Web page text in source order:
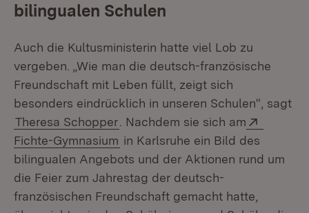
bilingualen Schulen
Auch die Kultusministerin hatte viel Lob zu
vergeben. „Wie man die deutsch-französische
Freundschaft mit Leben füllt, zeigt sich
besonders eindrücklich in unseren Schulen“, sagt
Theresa Schopper . Nachdem sie sich am
Fichte-Gymnasium (Öffnet in neuem Fenster)
in Karlsruhe ein Bild des
bilingualen Angebots und der Aktionen rund um
die Feier zum Jahrestag der deutsch-
französischen Freundschaft gemacht hatte,